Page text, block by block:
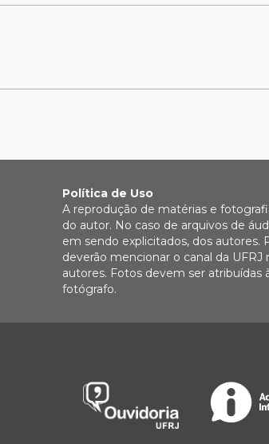
Política de Uso
A reprodução de matérias e
do autor. No caso de arquivos de
em sendo explicitados, dos autores.
deverão mencionar o canal da
autores. Fotos devem ser atribuídas
fotógrafo.